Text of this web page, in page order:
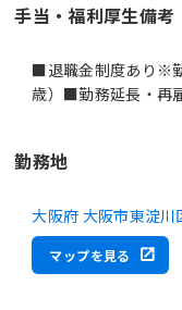
手当・福利厚生備考
■退職金制度あり※
歳）■勤務延長・再
勤務地
大阪府 大阪市東淀川
マップを見る